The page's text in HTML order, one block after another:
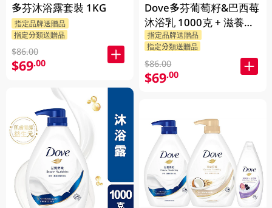
多芬沐浴露套裝 1KG
指定品牌送贈品
指定分類送贈品
$86.00
$69.00
Dove多芬葡萄籽&巴西莓
沐浴乳 1000克 + 滋養柔
嫰沐浴乳 1000克 + 隨機
贈品 200克
指定品牌送贈品
指定分類送贈品
$86.00
$69.00